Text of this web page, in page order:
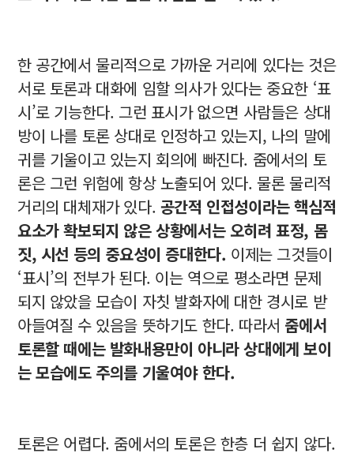
한 공간에서 물리적으로 가까운 거리에 있다는 것은
서로 토론과 대화에 임할 의사가 있다는 중요한 ‘표
시’로 기능한다. 그런 표시가 없으면 사람들은 상대
방이 나를 토론 상대로 인정하고 있는지, 나의 말에
귀를 기울이고 있는지 회의에 빠진다. 줌에서의 토
론은 그런 위험에 항상 노출되어 있다. 물론 물리적
거리의 대체재가 있다. 공간적 인접성이라는 핵심적
요소가 확보되지 않은 상황에서는 오히려 표정, 몸
짓, 시선 등의 중요성이 증대한다. 이제는 그것들이
‘표시’의 전부가 된다. 이는 역으로 평소라면 문제
되지 않았을 모습이 자칫 발화자에 대한 경시로 받
아들여질 수 있음을 뜻하기도 한다. 따라서 줌에서
토론할 때에는 발화내용만이 아니라 상대에게 보이
는 모습에도 주의를 기울여야 한다.
토론은 어렵다. 줌에서의 토론은 한층 더 쉽지 않다.